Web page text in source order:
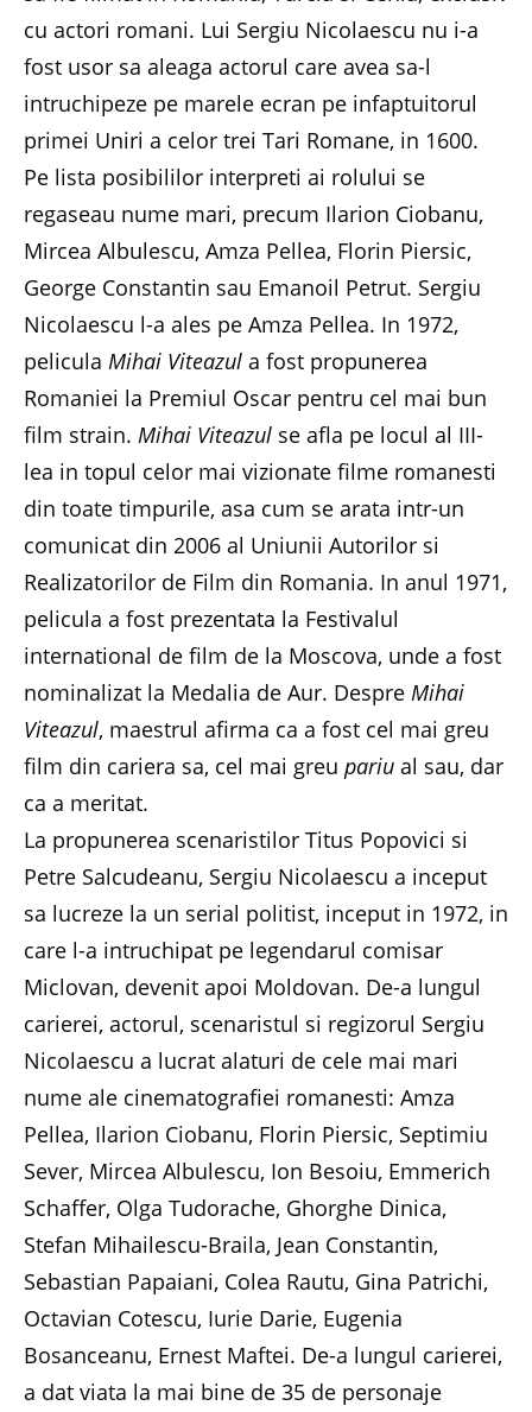
cu actori romani. Lui Sergiu Nicolaescu nu i-a
fost usor sa aleaga actorul care avea sa-l
intruchipeze pe marele ecran pe infaptuitorul
primei Uniri a celor trei Tari Romane, in 1600.
Pe lista posibililor interpreti ai rolului se
regaseau nume mari, precum Ilarion Ciobanu,
Mircea Albulescu, Amza Pellea, Florin Piersic,
George Constantin sau Emanoil Petrut. Sergiu
Nicolaescu l-a ales pe Amza Pellea. In 1972,
pelicula Mihai Viteazul a fost propunerea
Romaniei la Premiul Oscar pentru cel mai bun
film strain. Mihai Viteazul se afla pe locul al III-
lea in topul celor mai vizionate filme romanesti
din toate timpurile, asa cum se arata intr-un
comunicat din 2006 al Uniunii Autorilor si
Realizatorilor de Film din Romania. In anul 1971,
pelicula a fost prezentata la Festivalul
international de film de la Moscova, unde a fost
nominalizat la Medalia de Aur. Despre Mihai
Viteazul, maestrul afirma ca a fost cel mai greu
film din cariera sa, cel mai greu pariu al sau, dar
ca a meritat.
La propunerea scenaristilor Titus Popovici si
Petre Salcudeanu, Sergiu Nicolaescu a inceput
sa lucreze la un serial politist, inceput in 1972, in
care l-a intruchipat pe legendarul comisar
Miclovan, devenit apoi Moldovan. De-a lungul
carierei, actorul, scenaristul si regizorul Sergiu
Nicolaescu a lucrat alaturi de cele mai mari
nume ale cinematografiei romanesti: Amza
Pellea, Ilarion Ciobanu, Florin Piersic, Septimiu
Sever, Mircea Albulescu, Ion Besoiu, Emmerich
Schaffer, Olga Tudorache, Ghorghe Dinica,
Stefan Mihailescu-Braila, Jean Constantin,
Sebastian Papaiani, Colea Rautu, Gina Patrichi,
Octavian Cotescu, Iurie Darie, Eugenia
Bosanceanu, Ernest Maftei. De-a lungul carierei,
a dat viata la mai bine de 35 de personaje